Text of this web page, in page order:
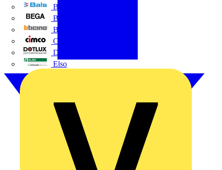
BALS
Bega
Bticino
Cimco
DOTLUX GmbH
Elso